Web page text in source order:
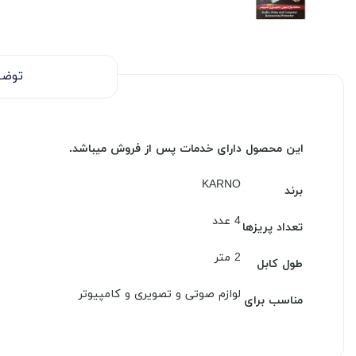
این محصول دارای خدمات پس از فروش میباشد.
برند KARNO
تعداد پریزها4 عدد
طول کابل 2 متر
مناسب برای لوازم صوتی و تصویری و کامپیوتر